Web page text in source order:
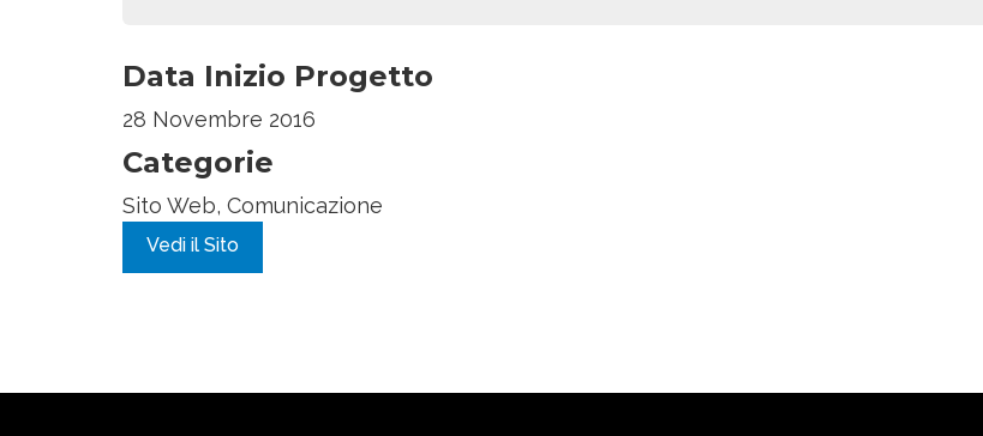
Data Inizio Progetto
28 Novembre 2016
Categorie
Sito Web, Comunicazione
Vedi il Sito